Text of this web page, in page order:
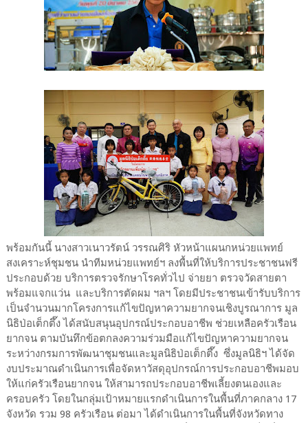
พร้อมกันนี้ นางสาวเนาวรัตน์ วรรณศิริ หัวหน้าแผนกหน่วยแพทย์
สงเคราะห์ชุมชน นำทีมหน่วยแพทย์ฯ ลงพื้นที่ให้บริการประชาชนฟรี
ประกอบด้วย บริการตรวจรักษาโรคทั่วไป จ่ายยา ตรวจวัดสายตา
พร้อมแจกแว่น และบริการตัดผม ฯลฯ โดยมีประชาชนเข้ารับบริการ
เป็นจำนวนมากโครงการแก้ไขปัญหาความยากจนเชิงบูรณาการ มูล
นิธิป่อเต็กตึ๊ง ได้สนับสนุนอุปกรณ์ประกอบอาชีพ ช่วยเหลือครัวเรือน
ยากจน ตามบันทึกข้อตกลงความร่วมมือแก้ไขปัญหาความยากจน
ระหว่างกรมการพัฒนาชุมชนและมูลนิธิป่อเต็กตึ๊ง ซึ่งมูลนิธิฯ ได้จัด
งบประมาณดำเนินการเพื่อจัดหาวัสดุอุปกรณ์การประกอบอาชีพมอบ
ให้แก่ครัวเรือนยากจน ให้สามารถประกอบอาชีพเลี้ยงตนเองและ
ครอบครัว โดยในกลุ่มเป้าหมายแรกดำเนินการในพื้นที่ภาคกลาง 17
จังหวัด รวม 98 ครัวเรือน ต่อมา ได้ดำเนินการในพื้นที่จังหวัดทาง